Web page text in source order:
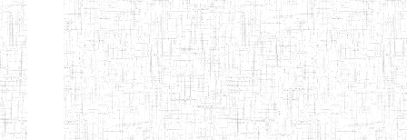
PTTC MBENGWI 06/08/1990 ENIEG
FULL GOSPEL
BTTC MBENGWI
02/10/1998 ENIEG
BAPTIST
08/08/1983 ENIEG